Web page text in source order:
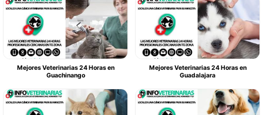
Mejores Veterinarias 24 Horas en
Guachinango
Mejores Veterinarias 24 Horas en
Guadalajara